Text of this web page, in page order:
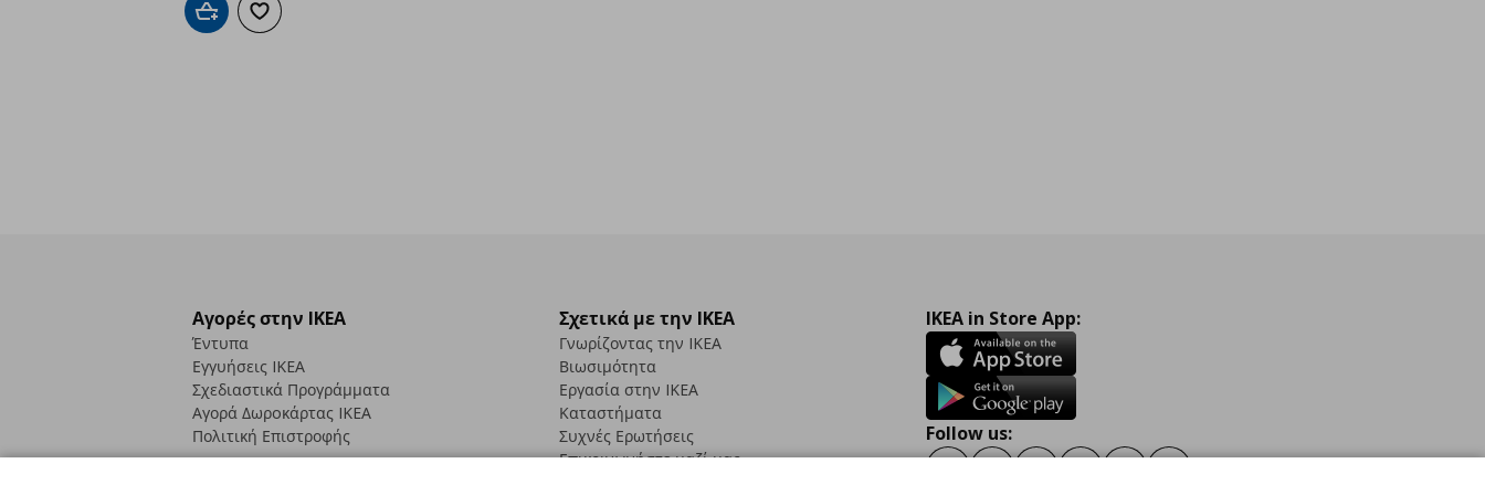
Προσθήκη στο καλάθι
Προσθήκη στα αγαπημένα
Αγορές στην IKEA
Έντυπα
Εγγυήσεις IKEA
Σχεδιαστικά Προγράμματα
Αγορά Δωρoκάρτας IKEA
Πολιτική Επιστροφής
Σχετικά με την IKEA
Γνωρίζοντας την IKEA
Βιωσιμότητα
Εργασία στην IKEA
Καταστήματα
Συχνές Ερωτήσεις
Επικοινωνήστε μαζί μας
IKEA in Store App:
Follow us: